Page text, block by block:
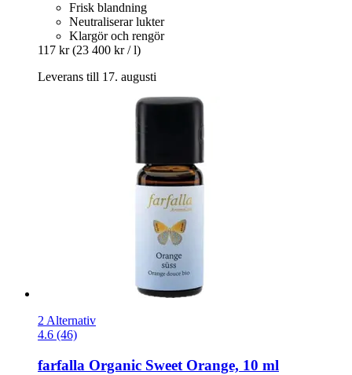
Frisk blandning
Neutraliserar lukter
Klargör och rengör
117 kr (23 400 kr / l)
Leverans till 17. augusti
2 Alternativ
4.6 (46)
farfalla Organic Sweet Orange, 10 ml